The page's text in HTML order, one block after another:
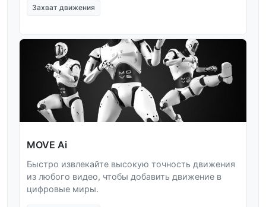
Захват движения
MOVE Ai
Быстро извлекайте высокую точность движения
из любого видео, чтобы добавить движение в
цифровые миры.